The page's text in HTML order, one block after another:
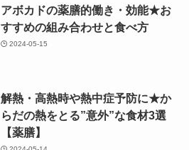
アボカドの薬膳的働き・効能★お
すすめの組み合わせと食べ方
2024-05-15
解熱・高熱時や熱中症予防に★か
らだの熱をとる”意外”な食材3選
【薬膳】